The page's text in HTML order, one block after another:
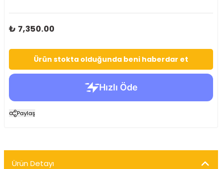
₺ 7,350.00
Ürün stokta olduğunda beni haberdar et
Paylaş
Ürün Detayı